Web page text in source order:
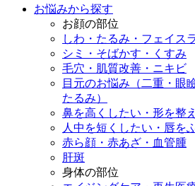
お悩みから探す
お顔の部位
しわ・たるみ・フェイス
シミ・そばかす・くすみ
毛穴・肌質改善・ニキビ
目元のお悩み（二重・眼
たるみ）
鼻を高くしたい・形を整
人中を短くしたい・唇を
赤ら顔・赤あざ・血管腫
肝斑
身体の部位